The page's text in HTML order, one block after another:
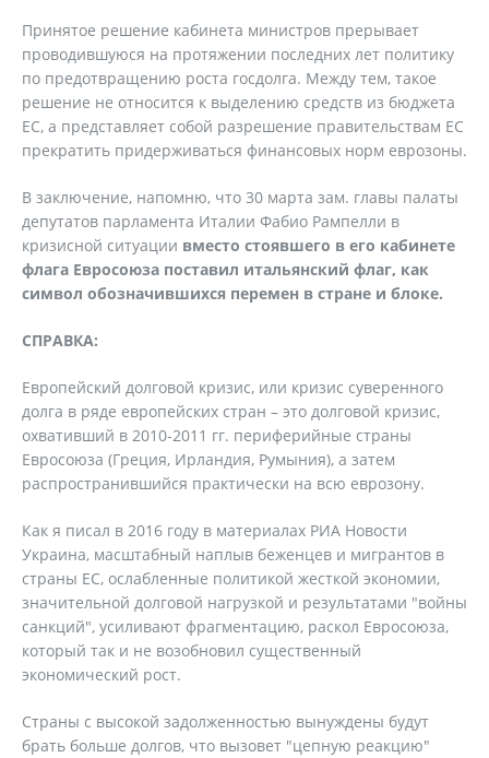
Принятое решение кабинета министров прерывает
проводившуюся на протяжении последних лет политику
по предотвращению роста госдолга. Между тем, такое
решение не относится к выделению средств из бюджета
ЕС, а представляет собой разрешение правительствам ЕС
прекратить придерживаться финансовых норм еврозоны.
В заключение, напомню, что 30 марта зам. главы палаты
депутатов парламента Италии Фабио Рампелли в
кризисной ситуации вместо стоявшего в его кабинете
флага Евросоюза поставил итальянский флаг, как
символ обозначившихся перемен в стране и блоке.
СПРАВКА:
Европейский долговой кризис, или кризис суверенного
долга в ряде европейских стран – это долговой кризис,
охвативший в 2010-2011 гг. периферийные страны
Евросоюза (Греция, Ирландия, Румыния), а затем
распространившийся практически на всю еврозону.
Как я писал в 2016 году в материалах РИА Новости
Украина, масштабный наплыв беженцев и мигрантов в
страны ЕС, ослабленные политикой жесткой экономии,
значительной долговой нагрузкой и результатами "войны
санкций", усиливают фрагментацию, раскол Евросоюза,
который так и не возобновил существенный
экономический рост.
Страны с высокой задолженностью вынуждены будут
брать больше долгов, что вызовет "цепную реакцию"